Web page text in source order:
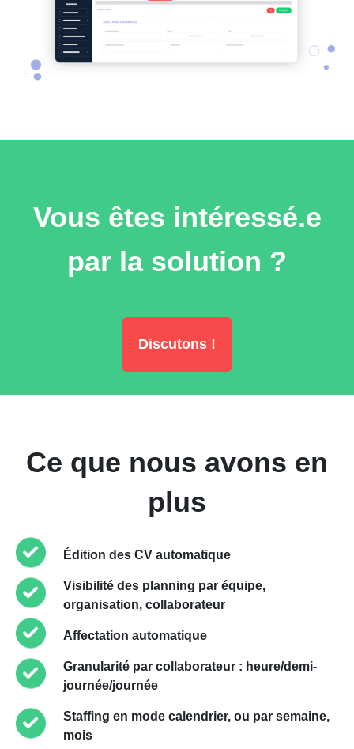
Vous êtes intéressé.e
par la solution ?
Discutons !
Ce que nous avons en
plus
Édition des CV automatique
Visibilité des planning par équipe,
organisation, collaborateur
Affectation automatique
Granularité par collaborateur : heure/demi-
journée/journée
Staffing en mode calendrier, ou par semaine,
mois